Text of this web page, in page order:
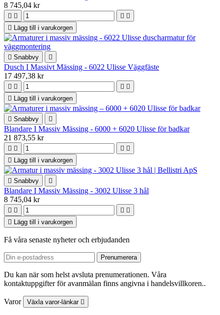
8 745,04 kr
   
 Lägg till i varukorgen
 Snabbvy 
Dusch I Massivt Mässing - 6022 Ulisse Väggfäste
17 497,38 kr
   
 Lägg till i varukorgen
 Snabbvy 
Blandare I Massiv Mässing - 6000 + 6020 Ulisse för badkar
21 873,55 kr
   
 Lägg till i varukorgen
 Snabbvy 
Blandare I Massiv Mässing - 3002 Ulisse 3 hål
8 745,04 kr
   
 Lägg till i varukorgen
Få våra senaste nyheter och erbjudanden
Du kan när som helst avsluta prenumerationen. Våra
kontaktuppgifter för avanmälan finns angivna i handelsvillkoren..
Varor Växla varor-länkar 